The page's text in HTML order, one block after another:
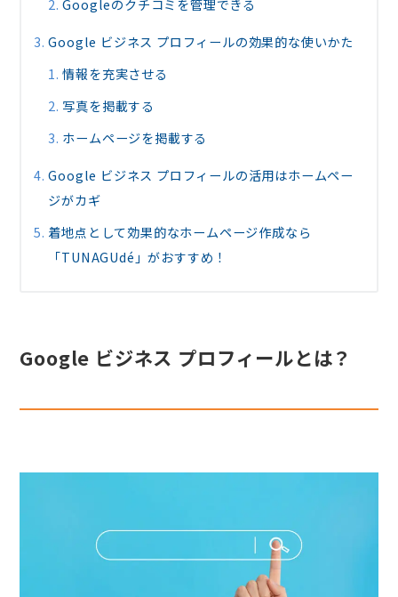
Googleのクチコミを管理できる
Google ビジネス プロフィールの効果的な使いかた
情報を充実させる
写真を掲載する
ホームページを掲載する
Google ビジネス プロフィールの活用はホームペー
ジがカギ
着地点として効果的なホームページ作成なら
「TUNAGUdé」がおすすめ！
Google ビジネス プロフィールとは？